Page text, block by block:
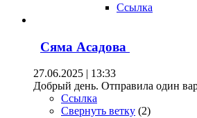
Ссылка
Сяма Асадова
27.06.2025 | 13:33
Добрый день. Отправила один
Ссылка
Свернуть ветку (2)